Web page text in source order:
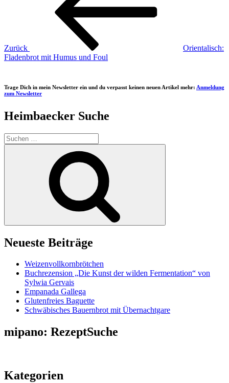
Zurück
Orientalisch:
Fladenbrot mit Humus und Foul
Trage Dich in mein Newsletter ein und du verpasst keinen neuen Artikel mehr: Anmeldung
zum Newsletter
Heimbaecker Suche
Suchen
nach:
Neueste Beiträge
Weizenvollkornbrötchen
Buchrezension „Die Kunst der wilden Fermentation“ von
Sylwia Gervais
Empanada Gallega
Glutenfreies Baguette
Schwäbisches Bauernbrot mit Übernachtgare
mipano: RezeptSuche
Kategorien